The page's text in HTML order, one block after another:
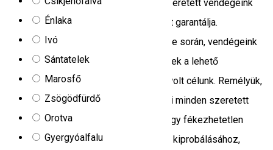
Énlaka
Ivó
Sántatelek
Marosfő
Zsögödfürdő
Orotva
Gyergyóalfalu
kiválóan megfelelő elhelyezkedése, szeretett vendégeink
nálunk töltött szabdidejének minőségét garantálja.
Vendégházaink tervezése és kivitezése során, vendégeink
élményének és kiemelkedő kényelmének a lehető
legmegfelelöbb szintre való emelése volt célunk. Remélyük,
hogy sikerült rövid izelitönkel felkelteni minden szeretett
vendégünk érdeklödését olyannyira, hogy fékezhetetlen
vágyat érezzenek a Só-kristály élmény kiprobálásához,